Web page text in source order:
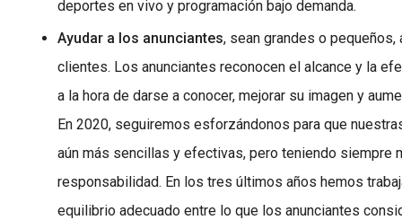
deportes en vivo y programación bajo demanda.
Ayudar a los anunciantes, sean grandes o pequeños,
clientes. Los anunciantes reconocen el alcance y la
a la hora de darse a conocer, mejorar su imagen y
En 2020, seguiremos esforzándonos para que
aún más sencillas y efectivas, pero teniendo siempre
responsabilidad. En los tres últimos años hemos
equilibrio adecuado entre lo que los anunciantes